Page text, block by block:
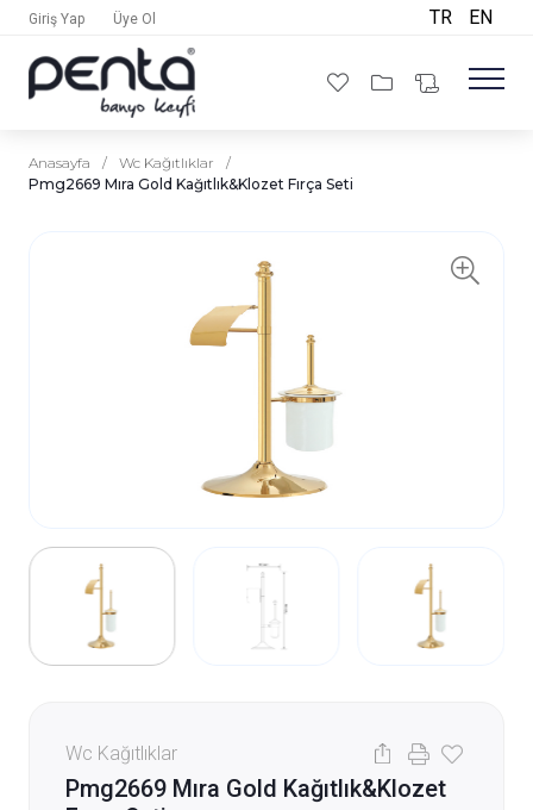
Giriş Yap Üye Ol TR EN
Anasayfa / Wc Kağıtlıklar
/
Pmg2669 Mıra Gold Kağıtlık&Klozet Fırça Seti
Wc Kağıtlıklar
Pmg2669 Mıra Gold Kağıtlık&Klozet